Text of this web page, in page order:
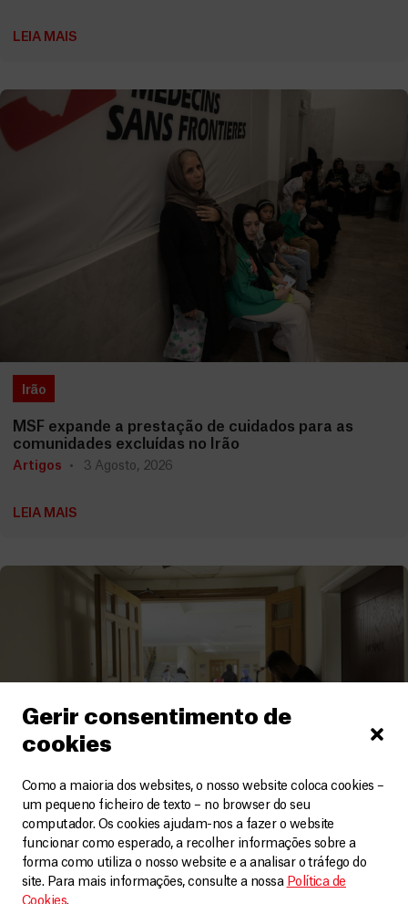
Gerir consentimento de
cookies
Como a maioria dos websites, o nosso website coloca cookies –
um pequeno ficheiro de texto – no browser do seu
computador. Os cookies ajudam-nos a fazer o website
funcionar como esperado, a recolher informações sobre a
forma como utiliza o nosso website e a analisar o tráfego do
site. Para mais informações, consulte a nossa Política de
Cookies.
LEIA MAIS
Irão
MSF expande a prestação de cuidados para as
comunidades excluídas no Irão
Artigos 3 Agosto, 2026
LEIA MAIS
Líbano
Um quotidiano de medo, perdas e incerteza
Vídeos 1 Agosto, 2026